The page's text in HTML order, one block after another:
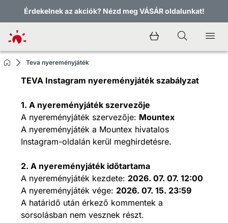
Érdekelnek az akciók? Nézd meg VÁSÁR oldalunkat!
Teva nyereményjáték
TEVA Instagram nyereményjáték szabályzat
1. A nyereményjáték szervezője
A nyereményjáték szervezője: Mountex
A nyereményjáték a Mountex hivatalos
Instagram-oldalán kerül meghirdetésre.
2. A nyereményjáték időtartama
A nyereményjáték kezdete: 2026. 07. 07. 12:00
A nyereményjáték vége: 2026. 07. 15. 23:59
A határidő után érkező kommentek a
sorsolásban nem vesznek részt.